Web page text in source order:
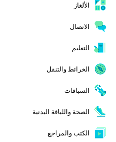
الألغاز
الاتصال
التعليم
الخرائط والتنقل
السباقات
الصحة واللياقة البدنية
الكتب والمراجع